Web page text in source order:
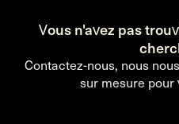
Vous n'avez pas
Contactez-nous, nous
sur mesure pour